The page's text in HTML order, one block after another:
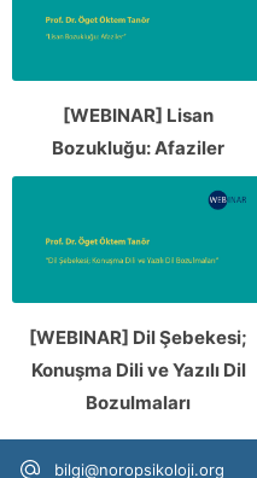
[WEBINAR] Lisan
Bozukluğu: Afaziler
[WEBINAR] Dil Şebekesi;
Konuşma Dili ve Yazılı Dil
Bozulmaları
bilgi@noropsikoloji.org